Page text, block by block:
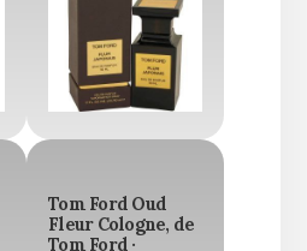
Tom Ford Oud
Fleur Cologne, de
Tom Ford ·